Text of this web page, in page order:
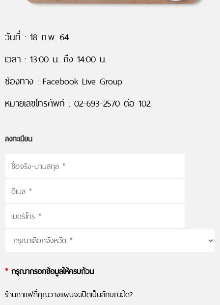
วันที่ : 18 ก.พ. 64
เวลา : 13:00 น. ถึง 14:00 น.
ช่องทาง : Facebook Live Group
หมายเลขโทรศัพท์ : 02-693-2570 ต่อ 102
ลงทะเบียน
*กรุณากรอกข้อมูลให้ครบถ้วน
ร้านกาแฟที่คุณวางแผนจะเปิดเป็นลักษณะใด?